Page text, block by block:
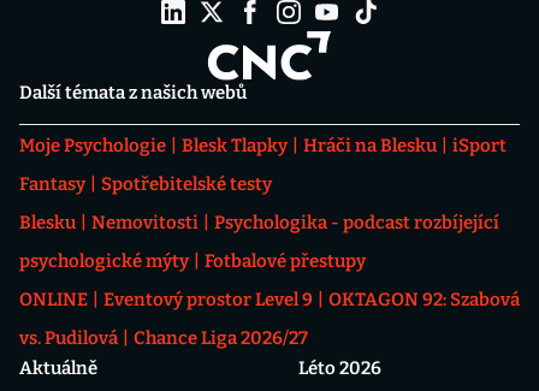
Další témata z našich webů
Moje Psychologie Blesk Tlapky Hráči na Blesku
iSport
Fantasy
Spotřebitelské testy
Blesku
Nemovitosti
Psychologika - podcast rozbíjející
psychologické mýty
Fotbalové přestupy
ONLINE
Eventový prostor Level 9
OKTAGON 92: Szabová
vs. Pudilová
Chance Liga 2026/27
Aktuálně
Léto 2026